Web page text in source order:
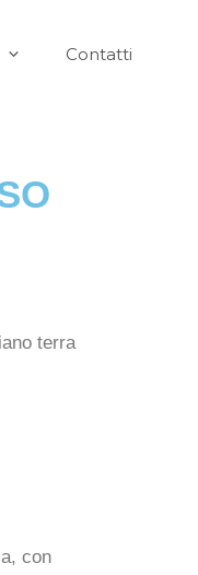
Contatti
terra
con